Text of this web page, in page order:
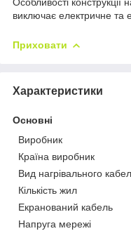
виключає електричне та
Приховати
Характеристики
Основні
Виробник
Країна виробник
Вид нагрівального
Кількість жил
Екранований кабель
Напруга мережі